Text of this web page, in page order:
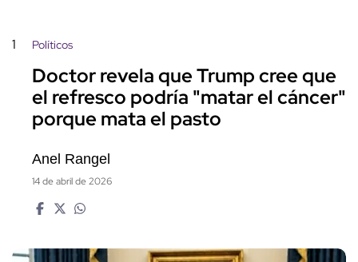
1 Políticos
Doctor revela que Trump cree que
el refresco podría "matar el cáncer"
porque mata el pasto
Anel Rangel
14 de abril de 2026